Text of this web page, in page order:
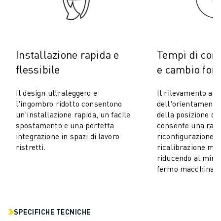
APPLICAZIONI
TUTTE LE APPLICAZIONI
SALDATURA AD ARCO
ASSEMBLAGGIO
RETTIFICA CNC
FRESATURA CNC
TORNITURA CNC
VERNICIATURA
Installazione rapida e
flessibile
Il design ultraleggero e
l'ingombro ridotto consentono
un'installazione rapida, un facile
spostamento e una perfetta
integrazione in spazi di lavoro
ristretti.
Tempi di
e cambio
Il rilevamento
dell'orientamento
della posizione di
consente una
riconfigurazione
ricalibrazione
riducendo al
fermo macchina.
SPECIFICHE TECNICHE